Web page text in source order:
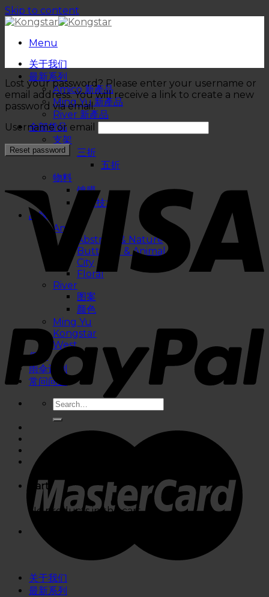
Skip to content
Menu
关于我们
最新系列
Amico 新產品
Ming Yu 新產品
River 新產品
全部货品
支架
三折
五折
物料
镀膜
纳米技术
品牌
Amico
Abstract & Nature
Butterfly & Animal
City
Floral
River
图案
颜色
Ming Yu
Kongstar
West
促销
雨伞订制
常问问题
Cart
No products in the cart.
Lost your password? Please enter your username or
email address. You will receive a link to create a new
password via email.
Username or email
关于我们
最新系列